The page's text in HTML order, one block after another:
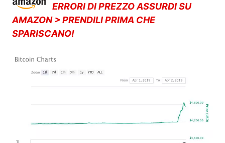
ERRORI DI PREZZO ASSURDI SU
AMAZON > PRENDILI PRIMA CHE
SPARISCANO!